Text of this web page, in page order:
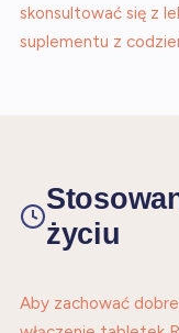
skonsultować się z
suplementu z
życiu
Aby zachować